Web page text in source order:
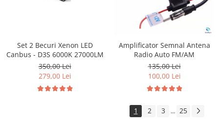
Set 2 Becuri Xenon LED
Canbus - D3S 6000K 27000LM
350,00 Lei
279,00 Lei
Amplificator Semnal Antena
Radio Auto FM/AM
135,00 Lei
100,00 Lei
1 2 3 ... 25